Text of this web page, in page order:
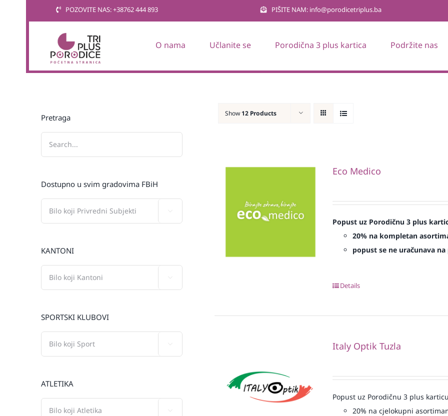
POZOVITE NAS: +38762 444 893 PIŠITE NAM: info@porodicetriplus.ba
O nama Učlanite se Porodična 3 plus kartica Podržite nas
Show 12 Products
Eco Medico
Popust uz Porodičnu 3 plus
20% na kompletan
popust se ne uračunava
Details
Italy Optik Tuzla
Popust uz Porodičnu 3 plus
20% na cjelokupni
Pretraga
Dostupno u svim gradovima FBiH
KANTONI
SPORTSKI KLUBOVI
ATLETIKA